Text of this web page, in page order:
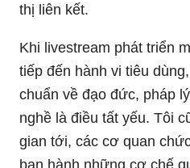
thị liên kết.
Khi livestream phát triển
tiếp đến hành vi tiêu
chuẩn về đạo đức, pháp
nghề là điều tất yếu. Tôi
gian tới, các cơ quan
ban hành những cơ chế